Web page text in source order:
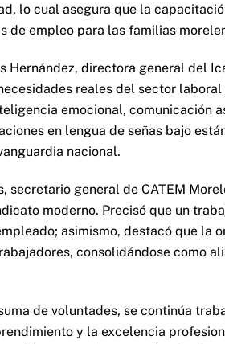
lo cual asegura que la
de empleo para las familias
Hernández, directora general del
reales del sector
emocional, comunicación
en lengua de señas bajo
nacional.
secretario general de CATEM
moderno. Precisó que un
asimismo, destacó que la
consolidándose como
de voluntades, se continúa
y la excelencia